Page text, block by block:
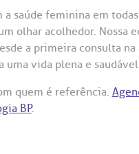
saúde feminina em
olhar acolhedor. Nossa
a primeira consulta
uma vida plena e
quem é referência.
BP.